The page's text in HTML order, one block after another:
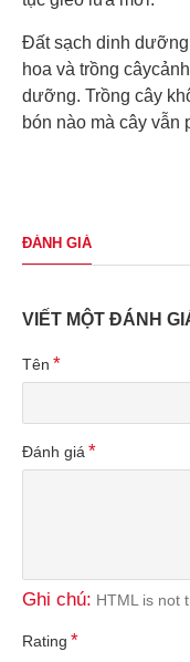
Đất sạch dinh dưỡng
hoa và trồng
dưỡng. Trồng cây
bón nào mà cây vẫn
ĐÁNH GIÁ
VIẾT MỘT ĐÁNH
Tên
Đánh giá
Ghi chú: HTML is not
Rating